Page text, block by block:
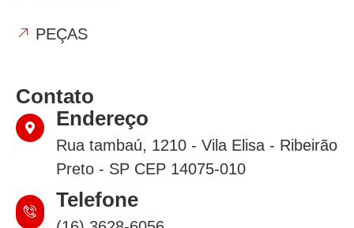
PEÇAS
Contato
Endereço
Rua tambaú, 1210 - Vila Elisa - Ribeirão
Preto - SP CEP 14075-010
Telefone